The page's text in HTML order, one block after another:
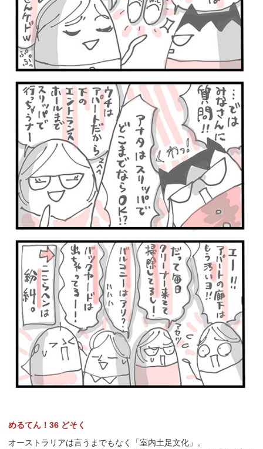
めるてん！36 どそく
オーストラリアは言うまでもなく「室内土足文化」。